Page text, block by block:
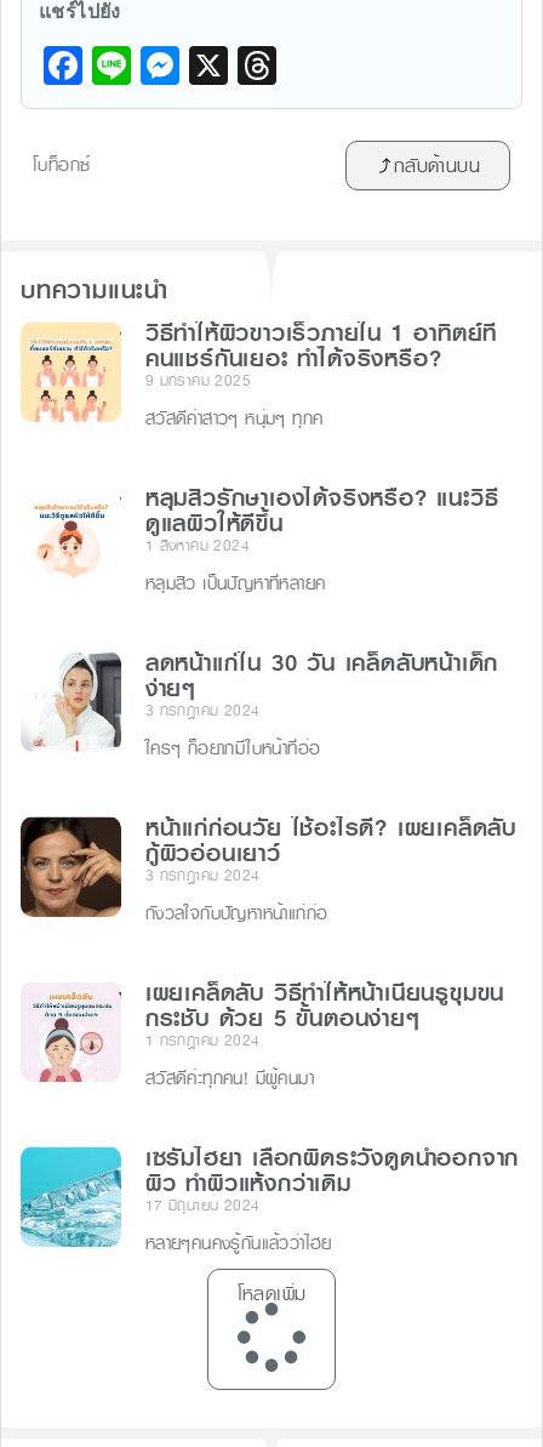
แชร์ไปยัง
F
a
c
e
o
k
Li
n
M
e
er
X
hr
โบท็อกซ์ กลับด้านบน
บทความแนะนำ
วิธีทําให้ผิวขาวเร็วภายใน 1 อาทิตย์ที่
คนแชร์กันเยอะ ทำได้จริงหรือ?
9 มกราคม 2025
สวัสดีค่าสาวๆ หนุ่มๆ ทุกค
หลุมสิวรักษาเองได้จริงหรือ? แนะวิธี
ดูแลผิวให้ดีขึ้น
1 สิงหาคม 2024
หลุมสิว เป็นปัญหาที่หลายค
ลดหน้าแก่ใน 30 วัน เคล็ดลับหน้าเด็ก
ง่ายๆ
3 กรกฎาคม 2024
ใครๆ ก็อยากมีใบหน้าที่อ่อ
หน้าแก่ก่อนวัย ใช้อะไรดี? เผยเคล็ดลับ
กู้ผิวอ่อนเยาว์
3 กรกฎาคม 2024
กังวลใจกับปัญหาหน้าแก่ก่อ
เผยเคล็ดลับ วิธีทําให้หน้าเนียนรูขุมขน
กระชับ ด้วย 5 ขั้นตอนง่ายๆ
1 กรกฎาคม 2024
สวัสดีค่ะทุกคน! มีผู้คนมา
เซรั่มไฮยา เลือกผิดระวังดูดน้ำออกจาก
ผิว ทำผิวแห้งกว่าเดิม
17 มิถุนายน 2024
หลายๆคนคงรู้กันแล้วว่าไฮย
โหลดเพิ่ม